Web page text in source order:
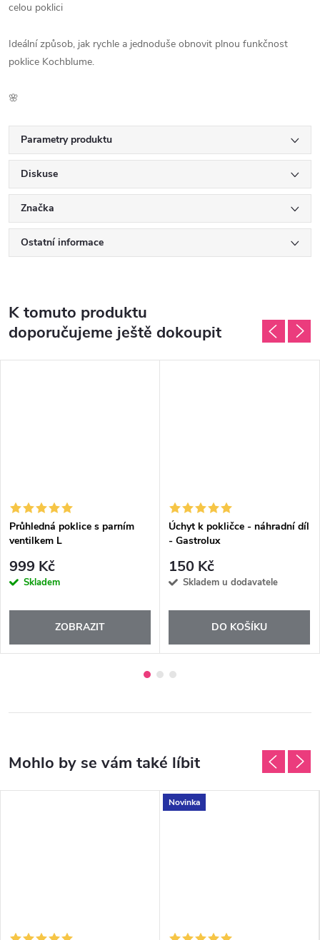
celou poklici
Ideální způsob, jak rychle a jednoduše obnovit plnou funkčnost
poklice Kochblume.
🌸
Parametry produktu
Diskuse
Značka
Ostatní informace
K tomuto produktu
doporučujeme ještě dokoupit
Průhledná poklice s parním
ventilkem L
999 Kč
Skladem
ZOBRAZIT
Úchyt k pokličce - náhradní díl
- Gastrolux
150 Kč
Skladem u dodavatele
DO KOŠÍKU
Novinka